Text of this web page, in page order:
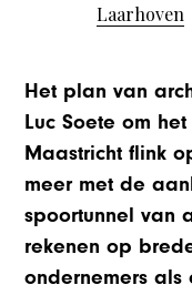
Laarhoven
Het plan van
Luc Soete om
Maastricht flink
meer met de
spoortunnel van
rekenen op
ondernemers als